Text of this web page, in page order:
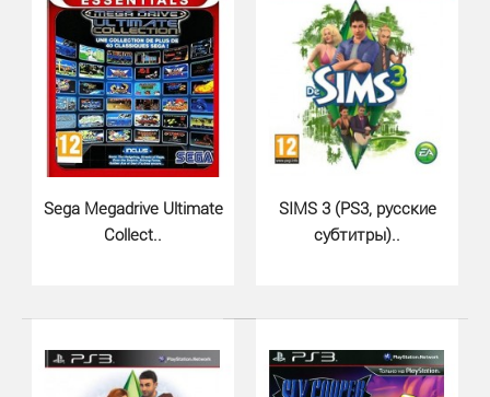
Sega Megadrive Ultimate
Collect..
SIMS 3 (PS3, русские
субтитры)..